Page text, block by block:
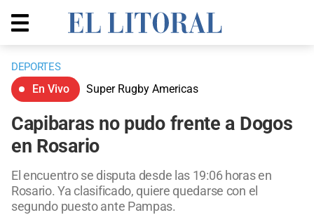
DEPORTES
En Vivo Super Rugby Americas
Capibaras no pudo frente a Dogos
en Rosario
El encuentro se disputa desde las 19:06 horas en
Rosario. Ya clasificado, quiere quedarse con el
segundo puesto ante Pampas.